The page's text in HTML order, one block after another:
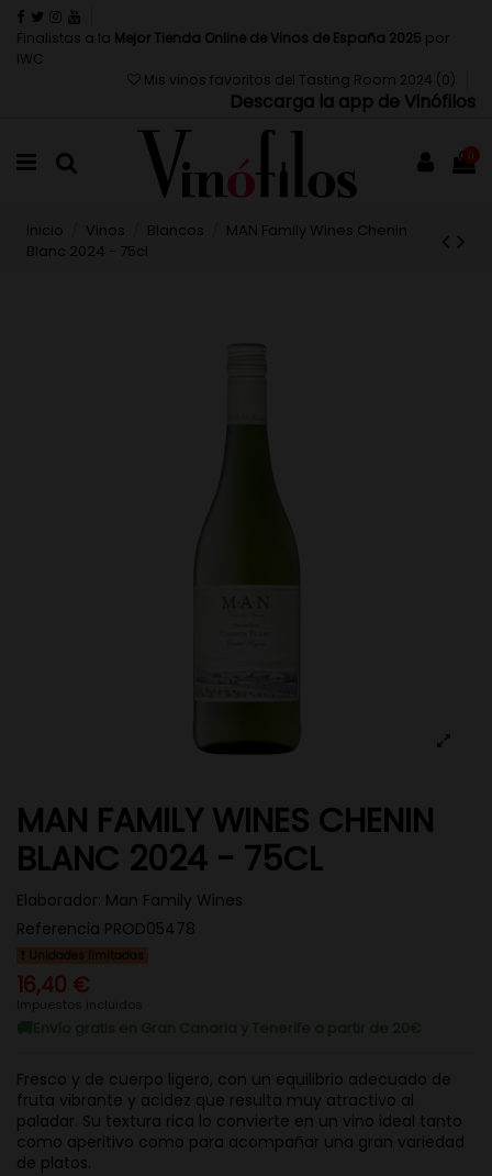
Finalistas a la Mejor Tienda Online de Vinos de España 2025 por
IWC
Mis vinos favoritos del Tasting Room 2024 (0 )
Descarga la app de Vinófilos
0
Inicio Vinos Blancos
MAN Family Wines Chenin
Blanc 2024 - 75cl
MAN FAMILY WINES CHENIN
BLANC 2024 - 75CL
Elaborador: Man Family Wines
Referencia PROD05478
Unidades limitadas
16,40 €
Impuestos incluidos
Fresco y de cuerpo ligero, con un equilibrio adecuado de
fruta vibrante y acidez que resulta muy atractivo al
paladar. Su textura rica lo convierte en un vino ideal tanto
como aperitivo como para acompañar una gran variedad
de platos.